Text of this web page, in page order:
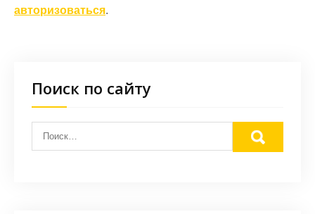
авторизоваться.
Поиск по сайту